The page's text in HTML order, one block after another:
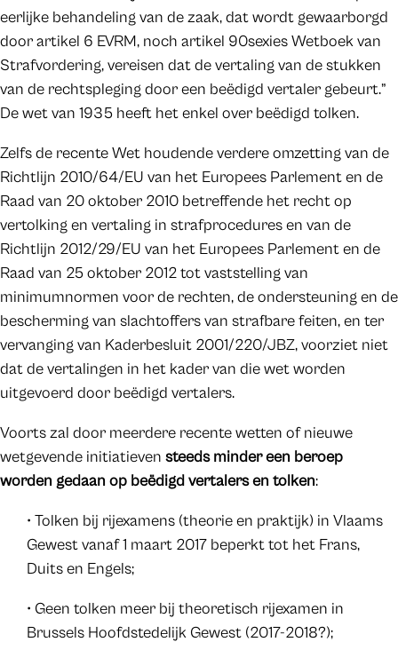
eerlijke behandeling van de zaak, dat wordt gewaarborgd
door artikel 6 EVRM, noch artikel 90sexies Wetboek van
Strafvordering, vereisen dat de vertaling van de stukken
van de rechtspleging door een beëdigd vertaler gebeurt.”
De wet van 1935 heeft het enkel over beëdigd tolken.
Zelfs de recente Wet houdende verdere omzetting van de
Richtlijn 2010/64/EU van het Europees Parlement en de
Raad van 20 oktober 2010 betreffende het recht op
vertolking en vertaling in strafprocedures en van de
Richtlijn 2012/29/EU van het Europees Parlement en de
Raad van 25 oktober 2012 tot vaststelling van
minimumnormen voor de rechten, de ondersteuning en de
bescherming van slachtoffers van strafbare feiten, en ter
vervanging van Kaderbesluit 2001/220/JBZ, voorziet niet
dat de vertalingen in het kader van die wet worden
uitgevoerd door beëdigd vertalers.
Voorts zal door meerdere recente wetten of nieuwe
wetgevende initiatieven steeds minder een beroep
worden gedaan op beëdigd vertalers en tolken:
• Tolken bij rijexamens (theorie en praktijk) in Vlaams
Gewest vanaf 1 maart 2017 beperkt tot het Frans,
Duits en Engels;
• Geen tolken meer bij theoretisch rijexamen in
Brussels Hoofdstedelijk Gewest (2017-2018?);